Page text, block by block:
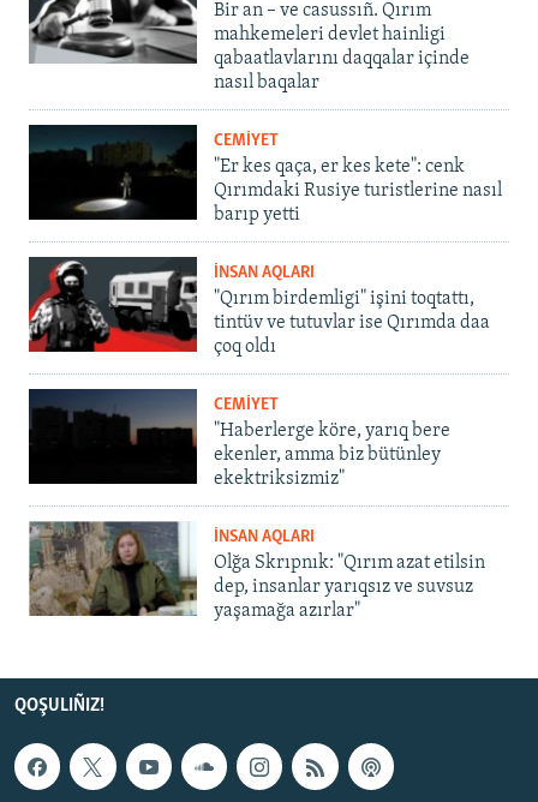
Bir an – ve casussıñ. Qırım
mahkemeleri devlet hainligi
qabaatlavlarını daqqalar içinde
nasıl baqalar
CEMİYET
"Er kes qaça, er kes kete": cenk
Qırımdaki Rusiye turistlerine nasıl
barıp yetti
İNSAN AQLARI
"Qırım birdemligi" işini toqtattı,
tintüv ve tutuvlar ise Qırımda daa
çoq oldı
CEMİYET
"Haberlerge köre, yarıq bere
ekenler, amma biz bütünley
ekektriksizmiz"
İNSAN AQLARI
Olğa Skrıpnık: "Qırım azat etilsin
dep, insanlar yarıqsız ve suvsuz
yaşamağa azırlar"
QOŞULIÑIZ!